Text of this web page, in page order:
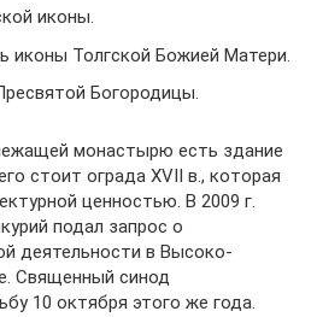
иконы.
иконы Толгской Божией Матери.
Богородицы.
монастырю есть здание
стоит ограда XVII в., которая
ценностью. В 2009 г.
подал запрос о
деятельности в Высоко-
Священный синод
10 октября этого же года.